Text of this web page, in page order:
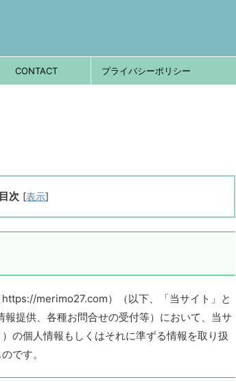
CONTACT プライバシーポリシー
目次 [表示]
merimo27.com）（以下、「当サイト」と
提供、各種お問合せの受付等）において、当サ
の個人情報もしくはそれに準ずる情報を取り扱
です。